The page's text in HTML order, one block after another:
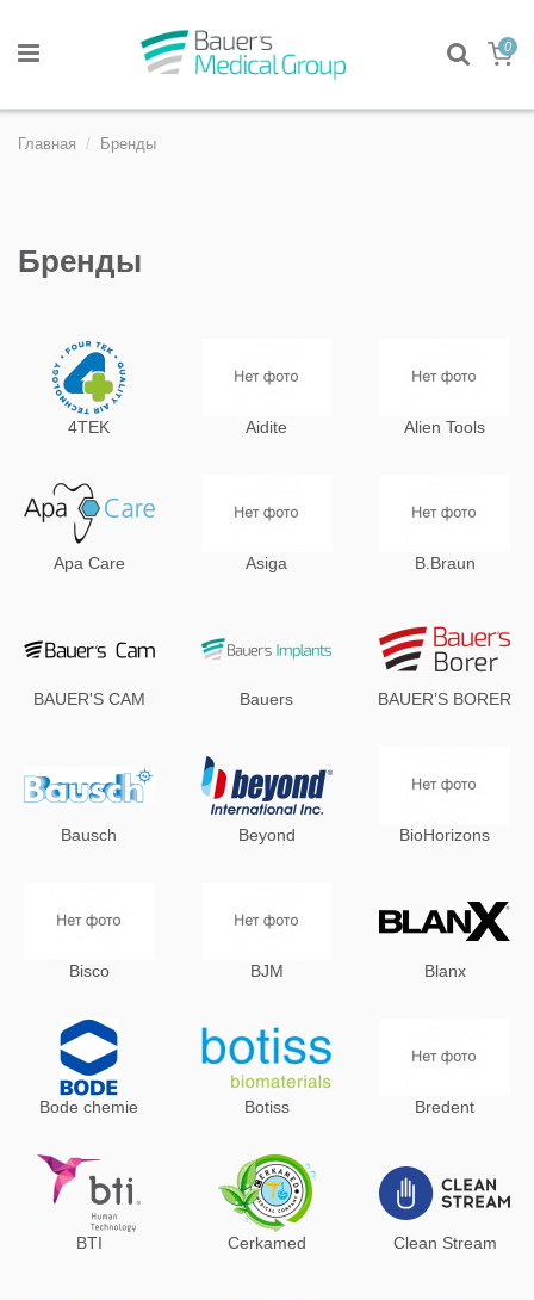
0
Главная Бренды
Бренды
4TEK Aidite Alien Tools
Apa Care Asiga B.Braun
BAUER'S CAM Bauers BAUER’S BORER
Bausсh Beyond BioHorizons
Bisco BJM Blanx
Bode chemie Botiss Bredent
BTI Cerkamed Clean Stream